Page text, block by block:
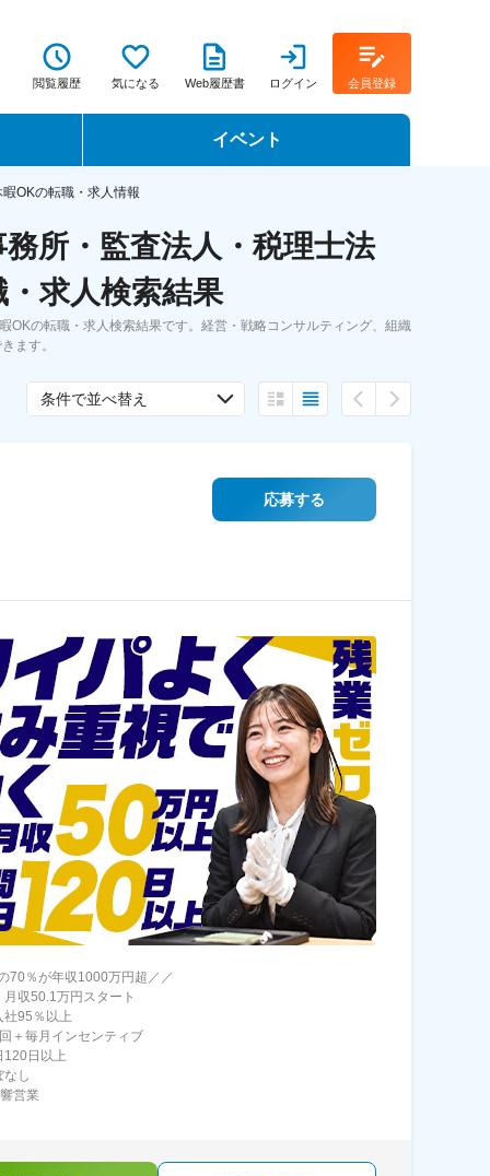
閲覧履歴 気になる Web履歴書 ログイン 会員登録
イベント
転職イベント・転職セミナー
転職フェア
転職セミナー動画
OKの転職・求人情報
所・監査法人・税理士法
求人検索結果
の転職・求人検索結果です。経営・戦略コンサルティング、組織
ます。
条件で並べ替え
応募する
70％が年収1000万円超／／
収50.1万円スタート
社95％以上
＋毎月インセンティブ
120日以上
なし
営業